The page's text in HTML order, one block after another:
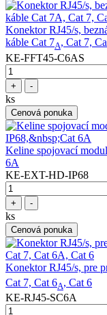
Konektor RJ45/s,
káble Cat 7A, Cat 7,
KE-FFT45-C6AS
+ -
ks
Cenová ponuka
Keline spojovací
6A
KE-EXT-HD-IP68
+ -
ks
Cenová ponuka
Konektor RJ45/s, pre
Cat 7, Cat 6A, Cat 6
KE-RJ45-SC6A